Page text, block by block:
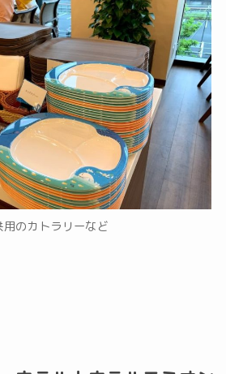
用のカトラリーなど